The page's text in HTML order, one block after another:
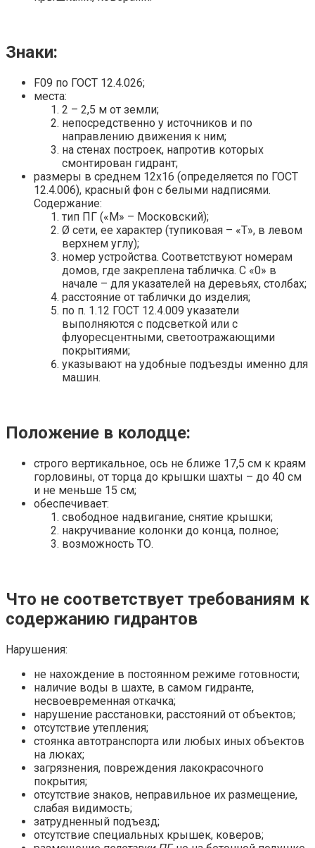
Знаки:
F09 по ГОСТ 12.4.026;
места:
2 – 2,5 м от земли;
непосредственно у источников и по
направлению движения к ним;
на стенах построек, напротив которых
смонтирован гидрант;
размеры в среднем 12х16 (определяется по ГОСТ
12.4.006), красный фон с белыми надписями.
Содержание:
тип ПГ («М» – Московский);
Ø сети, ее характер (тупиковая – «Т», в левом
верхнем углу);
номер устройства. Соответствуют номерам
домов, где закреплена табличка. С «0» в
начале – для указателей на деревьях, столбах;
расстояние от таблички до изделия;
по п. 1.12 ГОСТ 12.4.009 указатели
выполняются с подсветкой или с
флуоресцентными, светоотражающими
покрытиями;
указывают на удобные подъезды именно для
машин.
Положение в колодце:
строго вертикальное, ось не ближе 17,5 см к краям
горловины, от торца до крышки шахты – до 40 см
и не меньше 15 см;
обеспечивает:
свободное надвигание, снятие крышки;
накручивание колонки до конца, полное;
возможность ТО.
Что не соответствует требованиям к
содержанию гидрантов
Нарушения:
не нахождение в постоянном режиме готовности;
наличие воды в шахте, в самом гидранте,
несвоевременная откачка;
нарушение расстановки, расстояний от объектов;
отсутствие утепления;
стоянка автотранспорта или любых иных объектов
на люках;
загрязнения, повреждения лакокрасочного
покрытия;
отсутствие знаков, неправильное их размещение,
слабая видимость;
затрудненный подъезд;
отсутствие специальных крышек, коверов;